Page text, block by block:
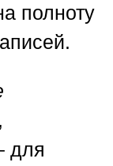
полноту
для